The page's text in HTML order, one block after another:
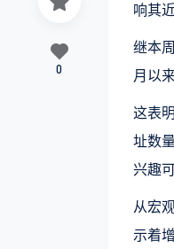
响其
继本
月以
这表
址数
兴趣
从宏
示着
0